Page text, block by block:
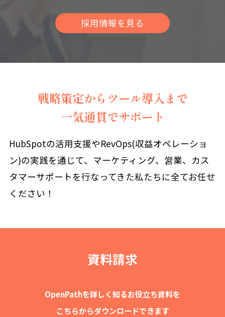
採用情報を見る
戦略策定からツール導入まで
一気通貫でサポート
HubSpotの活用支援やRevOps(収益オペレーショ
ン)の実践を通じて、マーケティング、営業、カス
タマーサポートを行なってきた私たちに全てお任せ
ください！
資料請求
OpenPathを詳しく知るお役立ち資料を
こちらからダウンロードできます